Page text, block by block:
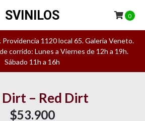
Providencia 1120 local 65. Galeria Veneto.
corrido: Lunes a Viernes de 12h a 19h.
Sábado 11h a 16h
SVINILOS 0
Dirt – Red Dirt
$53.900